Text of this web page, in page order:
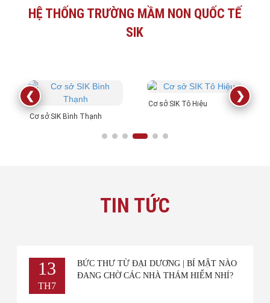
CHỤP HÌNH CHECK IN TẾT TẠI SIK CÙNG BACKDROP
"TẾT XƯA - TẾT NAY"
LỚP HỖ TRỢ CAN THIỆP CHO TRẺ CÓ NHU CẦU ĐẶC
BIỆT
HỆ THỐNG TRƯỜNG MẦM NON QUỐC TẾ
SIK
❮
Cơ sở SIK Bình Thạnh
Cơ sở SIK Tô Hiệu
❯
TIN TỨC
04
CHƯƠNG TRÌNH ĐÀO TẠO NGÀY HÈ Ý
NGHĨA
13
TH7
BỨC THƯ TỪ ĐẠI DƯƠNG | BÍ MẬT NÀO
ĐANG CHỜ CÁC NHÀ THÁM HIỂM NHÍ?